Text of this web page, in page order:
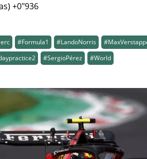
+0"936
#Formula1 #LandoNorris
#SergioPérez #World